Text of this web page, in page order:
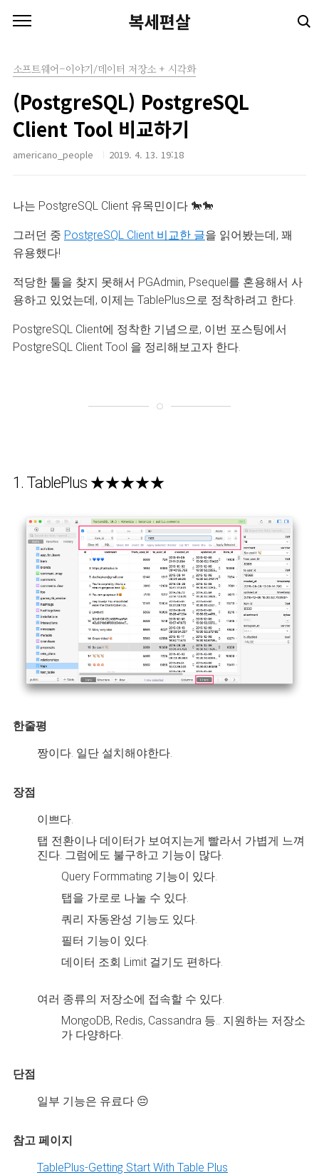
복세편살
소프트웨어-이야기/데이터 저장소 + 시각화
(PostgreSQL) PostgreSQL
Client Tool 비교하기
americano_people 2019. 4. 13. 19:18
나는 PostgreSQL Client 유목민이다 🐎🐎
그러던 중 PostgreSQL Client 비교한 글을 읽어봤는데, 꽤
유용했다!
적당한 툴을 찾지 못해서 PGAdmin, Psequel를 혼용해서 사
용하고 있었는데, 이제는 TablePlus으로 정착하려고 한다.
PostgreSQL Client에 정착한 기념으로, 이번 포스팅에서
PostgreSQL Client Tool 을 정리해보고자 한다.
1. TablePlus ★★★★★
한줄평
짱이다. 일단 설치해야한다.
장점
이쁘다.
탭 전환이나 데이터가 보여지는게 빨라서 가볍게 느껴
진다. 그럼에도 불구하고 기능이 많다.
Query Formmating 기능이 있다.
탭을 가로로 나눌 수 있다.
쿼리 자동완성 기능도 있다.
필터 기능이 있다.
데이터 조회 Limit 걸기도 편하다.
여러 종류의 저장소에 접속할 수 있다.
MongoDB, Redis, Cassandra 등.. 지원하는 저장소
가 다양하다.
단점
일부 기능은 유료다 😔
참고 페이지
TablePlus-Getting Start With Table Plus